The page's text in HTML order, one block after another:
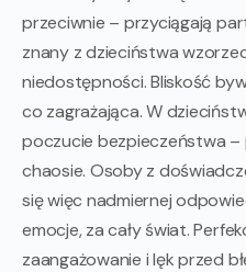
przeciwnie – przyciągają
znany z dzieciństwa
niedostępności. Bliskość
co zagrażająca. W
poczucie bezpieczeństwa –
chaosie. Osoby z
się więc nadmiernej
emocje, za cały świat.
zaangażowanie i lęk przed